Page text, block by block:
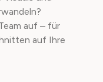
auf – für
auf Ihre